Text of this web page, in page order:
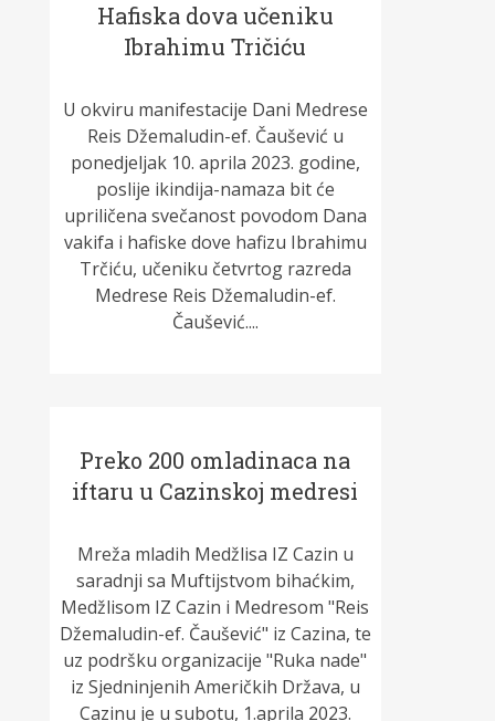
Hafiska dova učeniku
Ibrahimu Tričiću
U okviru manifestacije Dani Medrese
Reis Džemaludin-ef. Čaušević u
ponedjeljak 10. aprila 2023. godine,
poslije ikindija-namaza bit će
upriličena svečanost povodom Dana
vakifa i hafiske dove hafizu Ibrahimu
Trčiću, učeniku četvrtog razreda
Medrese Reis Džemaludin-ef.
Čaušević....
Preko 200 omladinaca na
iftaru u Cazinskoj medresi
Mreža mladih Medžlisa IZ Cazin u
saradnji sa Muftijstvom bihaćkim,
Medžlisom IZ Cazin i Medresom "Reis
Džemaludin-ef. Čaušević" iz Cazina, te
uz podršku organizacije "Ruka nade"
iz Sjedninjenih Američkih Država, u
Cazinu je u subotu, 1.aprila 2023.